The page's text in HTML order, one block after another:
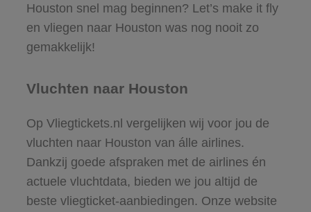
Houston snel mag beginnen? Let’s make it fly
en vliegen naar Houston was nog nooit zo
gemakkelijk!
Vluchten naar Houston
Op Vliegtickets.nl vergelijken wij voor jou de
vluchten naar Houston van álle airlines.
Dankzij goede afspraken met de airlines én
actuele vluchtdata, bieden we jou altijd de
beste vliegticket-aanbiedingen. Onze website